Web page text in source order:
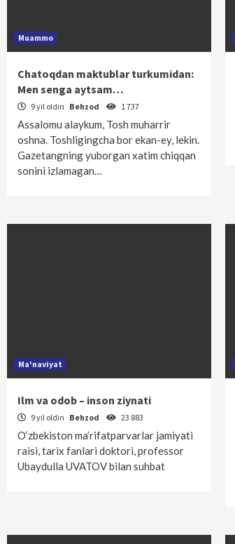
Muammo
Chatoqdan maktublar turkumidan:
Men senga aytsam…
9 yil oldin Behzod 1 737
Assalomu alaykum, Tosh muharrir
oshna. Toshligingcha bor ekan-ey, lekin.
Gazetangning yuborgan xatim chiqqan
sonini izlamagan…
Ma'naviyat
Ilm va odob – inson ziynati
9 yil oldin Behzod 23 883
O‘zbekiston ma’rifatparvarlar jamiyati
raisi, tarix fanlari doktori, professor
Ubaydulla UVATOV bilan suhbat